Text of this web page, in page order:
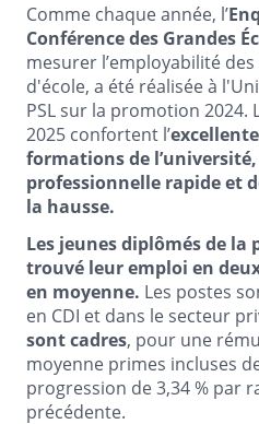
Comme chaque année, l’
Conférence des Grandes
mesurer l’employabilité
d'école, a été réalisée à
PSL sur la promotion 2024.
2025 confortent l’
formations de
professionnelle rapide et
la hausse.
Les jeunes diplômés de
trouvé leur emploi en
en moyenne. Les postes
en CDI et dans le secteur
sont cadres, pour une
moyenne primes incluses
progression de 3,34 % par
précédente.